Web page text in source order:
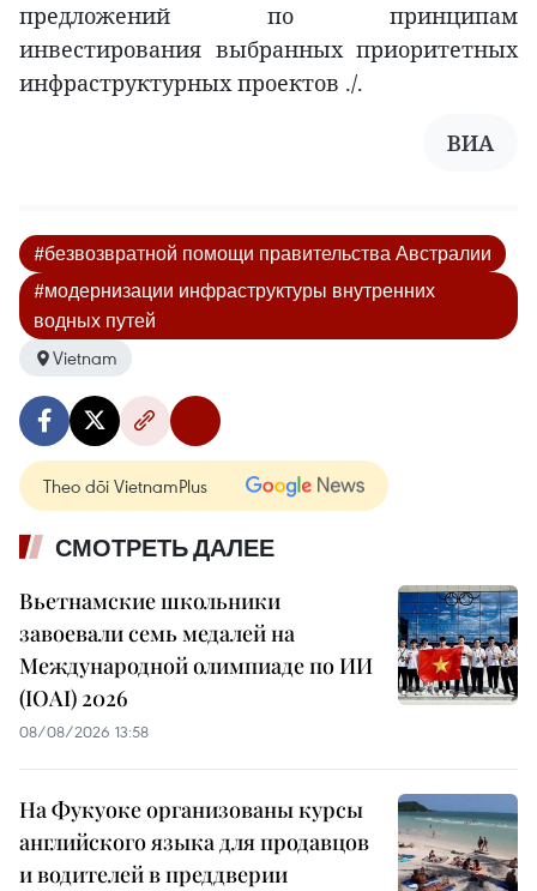
предложений по принципам
инвестирования выбранных приоритетных
инфраструктурных проектов ./.
ВИА
#безвозвратной помощи правительства Австралии
#модернизации инфраструктуры внутренних
водных путей
Vietnam
Theo dõi VietnamPlus
СМОТРЕТЬ ДАЛЕЕ
Вьетнамские школьники
завоевали семь медалей на
Международной олимпиаде по ИИ
(IOAI) 2026
08/08/2026 13:58
На Фукуоке организованы курсы
английского языка для продавцов
и водителей в преддверии